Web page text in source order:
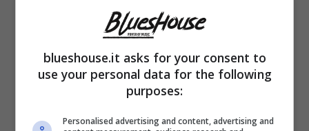
blueshouse.it asks for your consent to
use your personal data for the following
purposes:
Personalised advertising and content, advertising and